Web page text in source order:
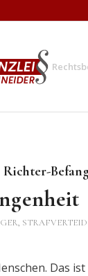
Richter-
Das